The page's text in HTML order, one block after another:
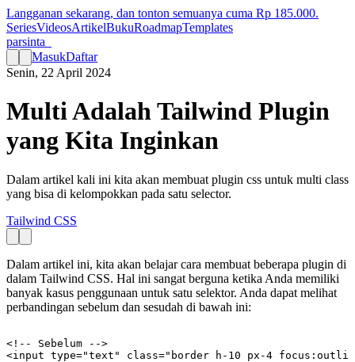
Langganan sekarang, dan tonton semuanya cuma Rp 185.000.
SeriesVideosArtikelBukuRoadmapTemplates
parsinta_
MasukDaftar
Senin, 22 April 2024
Multi Adalah Tailwind Plugin
yang Kita Inginkan
Dalam artikel kali ini kita akan membuat plugin css untuk multi class
yang bisa di kelompokkan pada satu selector.
Tailwind CSS
Dalam artikel ini, kita akan belajar cara membuat beberapa plugin di
dalam Tailwind CSS. Hal ini sangat berguna ketika Anda memiliki
banyak kasus penggunaan untuk satu selektor. Anda dapat melihat
perbandingan sebelum dan sesudah di bawah ini:
<!-- Sebelum -->
<input type="text" class="border h-10 px-4